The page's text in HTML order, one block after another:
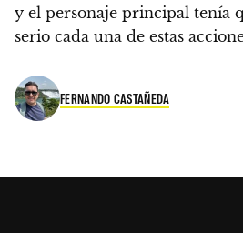
y el personaje principal tenía
serio cada una de estas
FERNANDO CASTAÑEDA